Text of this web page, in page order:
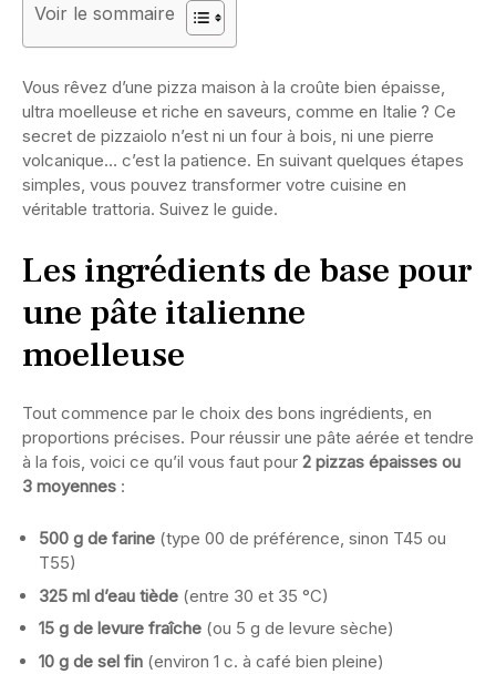
Voir le sommaire
Vous rêvez d’une pizza maison à la croûte bien épaisse,
ultra moelleuse et riche en saveurs, comme en Italie ? Ce
secret de pizzaiolo n’est ni un four à bois, ni une pierre
volcanique… c’est la patience. En suivant quelques étapes
simples, vous pouvez transformer votre cuisine en
véritable trattoria. Suivez le guide.
Les ingrédients de base pour
une pâte italienne
moelleuse
Tout commence par le choix des bons ingrédients, en
proportions précises. Pour réussir une pâte aérée et tendre
à la fois, voici ce qu’il vous faut pour 2 pizzas épaisses ou
3 moyennes :
500 g de farine (type 00 de préférence, sinon T45 ou
T55)
325 ml d’eau tiède (entre 30 et 35 °C)
15 g de levure fraîche (ou 5 g de levure sèche)
10 g de sel fin (environ 1 c. à café bien pleine)